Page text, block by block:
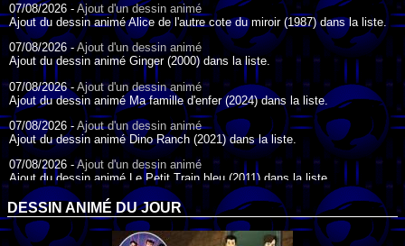
07/08/2026 - Ajout d'un dessin animé
Ajout du dessin animé Alice de l'autre cote du miroir (1987) dans la liste.
07/08/2026 -Ajout d'un dessin animé
Ajout du dessin animé Ginger (2000) dans la liste.
07/08/2026 - Ajout d'un dessin animé
Ajout du dessin animé Ma famille d'enfer (2024) dans la liste.
07/08/2026 - Ajout d'un dessin animé
Ajout du dessin animé Dino Ranch (2021) dans la liste.
07/08/2026 -Ajout d'un dessin animé
Ajout du dessin animé Le Petit Train bleu (2011) dans la liste.
07/08/2026 -Ajout d'un dessin animé
Ajout du dessin animé Agent Spécial Oso (2009) dans la liste.
17/07/2026 -Ajout d'un dessin animé
DESSIN ANIMÉ DU JOUR